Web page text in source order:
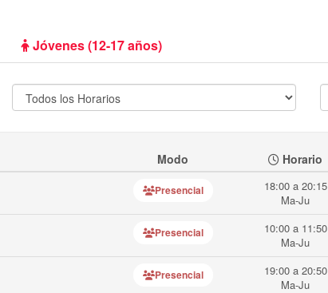
Jóvenes (12-17 años)
Modo Horario
Presencial
18:00 a 20:15
Ma-Ju
Presencial
10:00 a 11:50
Ma-Ju
Presencial
19:00 a 20:50
Ma-Ju